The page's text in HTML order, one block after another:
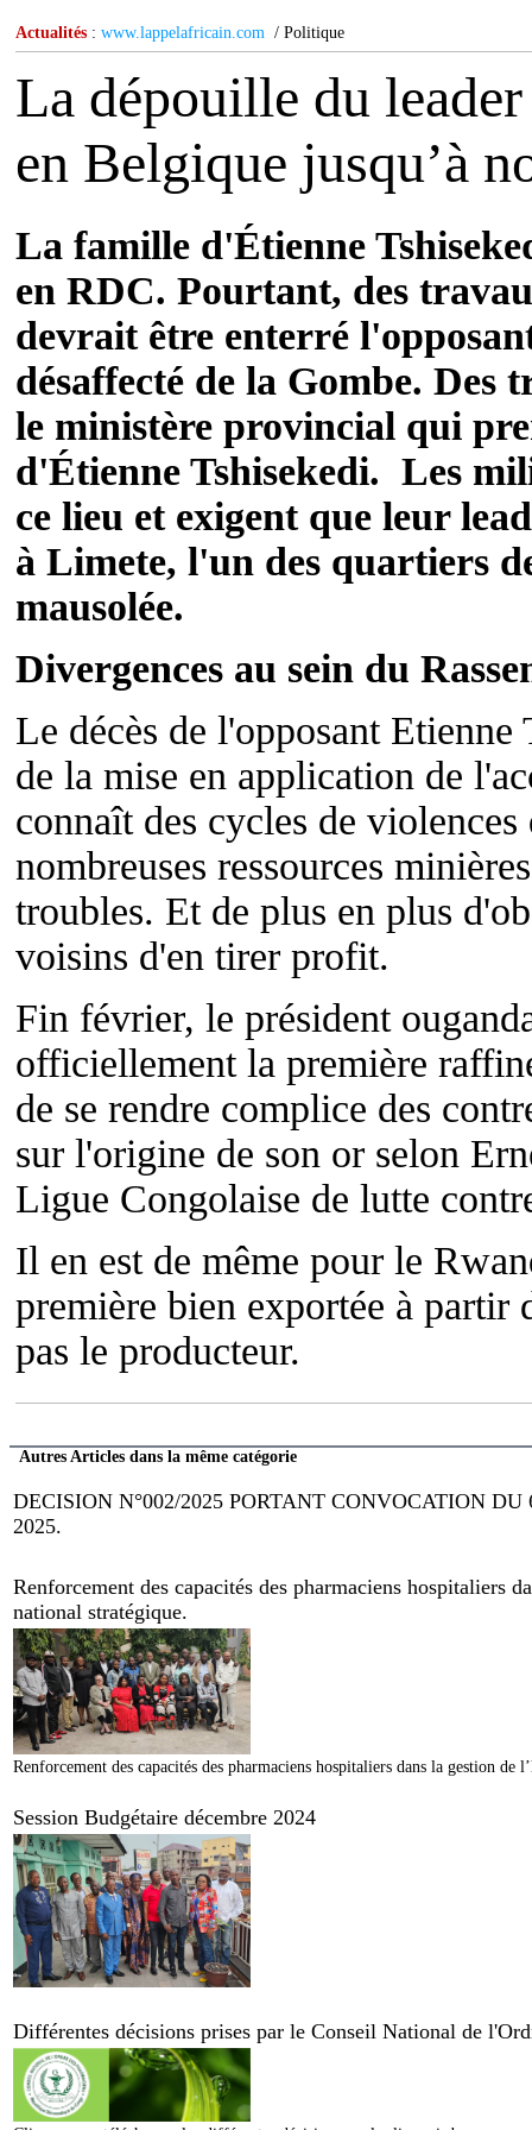
Actualités : www.lappelafricain.com / Politique
La dépouille du
en Belgique jusqu’à
La famille d'Étienne
en RDC. Pourtant, des
devrait être enterré
désaffecté de la Gombe. Des
le ministère provincial qui
d'Étienne Tshisekedi. Les
ce lieu et exigent que leur
à Limete, l'un des quartiers
mausolée.
Divergences au sein du
Le décès de l'opposant
de la mise en application de
connaît des cycles de
nombreuses ressources
troubles. Et de plus en plus
voisins d'en tirer profit.
Fin février, le président
officiellement la première
de se rendre complice des
sur l'origine de son or selon
Ligue Congolaise de lutte
Il en est de même pour le
première bien exportée à partir
pas le producteur.
Autres Articles dans la même catégorie
DECISION N°002/2025 PORTANT CONVOCATION
2025.
Renforcement des capacités des pharmaciens hospitaliers
national stratégique.
Renforcement des capacités des pharmaciens hospitaliers dans la gestion
Session Budgétaire décembre 2024
Différentes décisions prises par le Conseil National de